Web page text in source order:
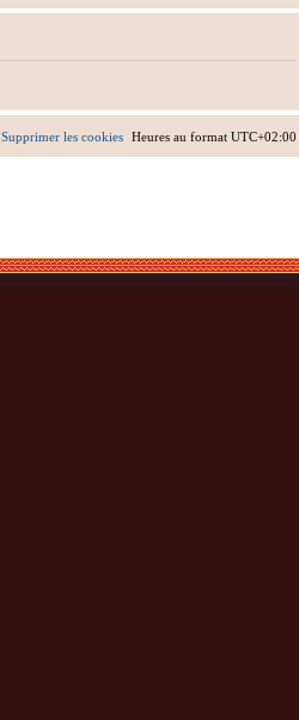
Heures au format UTC+02:00
Supprimer les cookies